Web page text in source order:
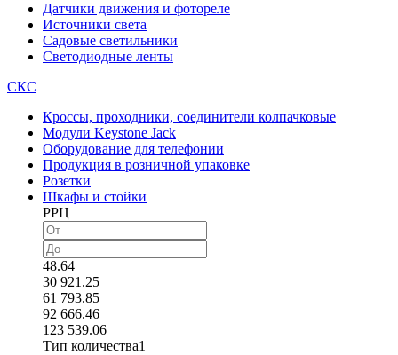
Датчики движения и фотореле
Источники света
Садовые светильники
Светодиодные ленты
СКС
Кроссы, проходники, соединители колпачковые
Модули Keystone Jack
Оборудование для телефонии
Продукция в розничной упаковке
Розетки
Шкафы и стойки
РРЦ
48.64
30 921.25
61 793.85
92 666.46
123 539.06
Тип количества1